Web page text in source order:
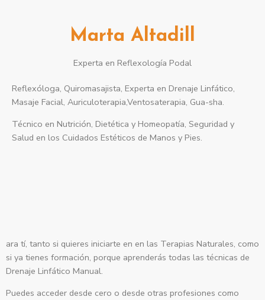
Marta Altadill
Experta en Reflexología Podal
Reflexóloga, Quiromasajista, Experta en Drenaje Linfático,
Masaje Facial, Auriculoterapia,Ventosaterapia, Gua-sha.
Técnico en Nutrición, Dietética y Homeopatía, Seguridad y
Salud en los Cuidados Estéticos de Manos y Pies.
ara tí, tanto si quieres iniciarte en en las Terapias Naturales, como
si ya tienes formación, porque aprenderás todas las técnicas de
Drenaje Linfático Manual.
Puedes acceder desde cero o desde otras profesiones como